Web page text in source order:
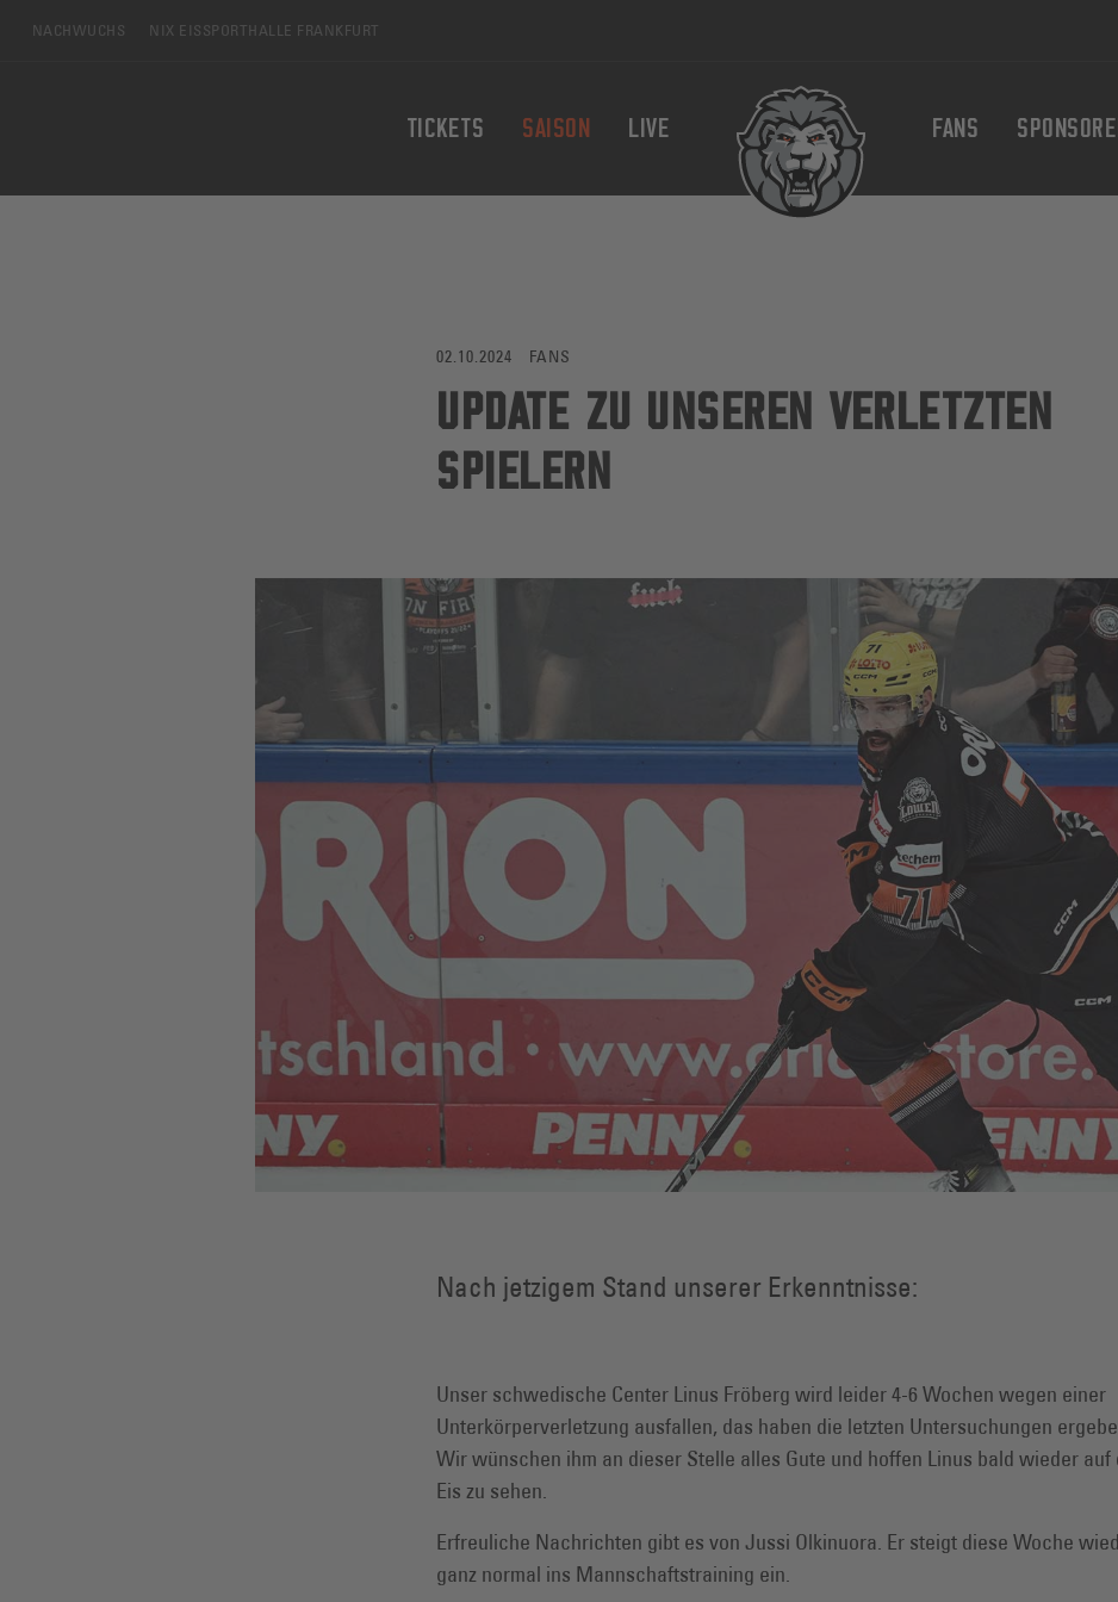
NACHWUCHS NIX EISSPORTHALLE FRANKFURT
TICKETS SAISON LIVE FANS
02.10.2024 FANS
UPDATE ZU UNSEREN VERLETZTEN
SPIELERN
Nach jetzigem Stand unserer Erkenntnisse:
Unser schwedische Center Linus Fröberg wird leider 4-6 Wochen wegen einer
Unterkörperverletzung ausfallen, das haben die letzten Untersuchungen
Wir wünschen ihm an dieser Stelle alles Gute und hoffen Linus bald wieder auf
Eis zu sehen.
Erfreuliche Nachrichten gibt es von Jussi Olkinuora. Er steigt diese Woche
ganz normal ins Mannschaftstraining ein.